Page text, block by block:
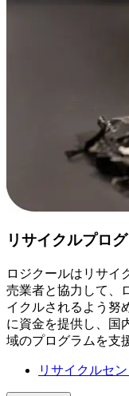
リサイクルプロ
ロジクールはリサイ
売業者と協力して、
イクルされるよう努
に資金を提供し、国
域のプログラムを支
リサイクルセ